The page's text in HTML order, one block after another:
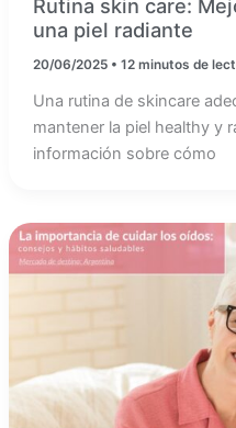
Rutina skin care:
una piel radiante
20/06/2025 • 12 minutos de
Una rutina de skincare
mantener la piel healthy y
información sobre cómo